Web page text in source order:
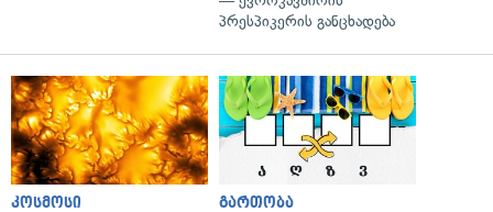
პრესპიკერის განცხადება
კოსმოსი გართობა